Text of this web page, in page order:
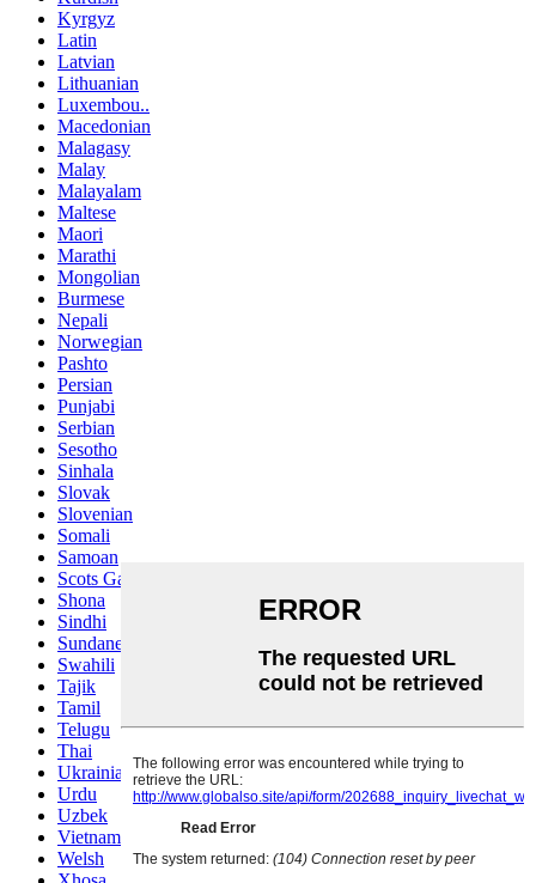
Kyrgyz
Latin
Latvian
Lithuanian
Luxembou..
Macedonian
Malagasy
Malay
Malayalam
Maltese
Maori
Marathi
Mongolian
Burmese
Nepali
Norwegian
Pashto
Persian
Punjabi
Serbian
Sesotho
Sinhala
Slovak
Slovenian
Somali
Samoan
Scots Gaelic
Shona
Sindhi
Sundanese
Swahili
Tajik
Tamil
Telugu
Thai
Ukrainian
Urdu
Uzbek
Vietnamese
Welsh